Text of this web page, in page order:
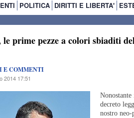
POLITICA DIRITTI E LIBERTA'
prime pezze a colori sbiaditi
E COMMENTI
2014 17:51
decreto
nostro neo-